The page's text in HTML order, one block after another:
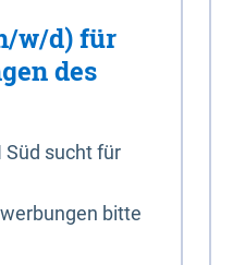
w/d) für
des
Süd sucht für
bitte